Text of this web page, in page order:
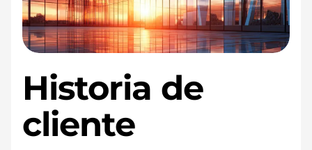
Historia de
cliente